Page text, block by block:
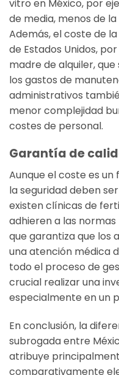
vitro en México, por
de media, menos de
Además, el coste de
de Estados Unidos,
madre de alquiler,
los gastos de
administrativos
menor complejidad
costes de personal.
Garantía de
Aunque el coste es
la seguridad deben
existen clínicas de
adhieren a las
que garantiza que los
una atención médica
todo el proceso de
crucial realizar una
especialmente en un
En conclusión, la
subrogada entre
atribuye
comparativamente